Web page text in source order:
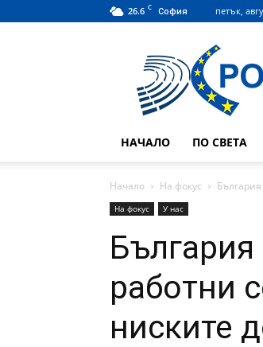
26.6 C София петък,
НАЧАЛО ПО СВЕТА
Начало На фокус
На фокус У нас
България
работни
ниските